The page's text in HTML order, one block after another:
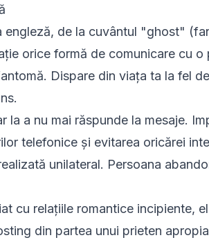
engleză, de la cuvântul "ghost"
orice formă de comunicare cu o
Dispare din viața ta la fel
la a nu mai răspunde la mesaje.
telefonice și evitarea oricărei
unilateral. Persoana
cu relațiile romantice incipiente,
din partea unui prieten